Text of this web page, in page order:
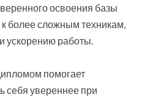
освоения базы
более сложным техникам,
ускорению работы.
помогает
себя увереннее при